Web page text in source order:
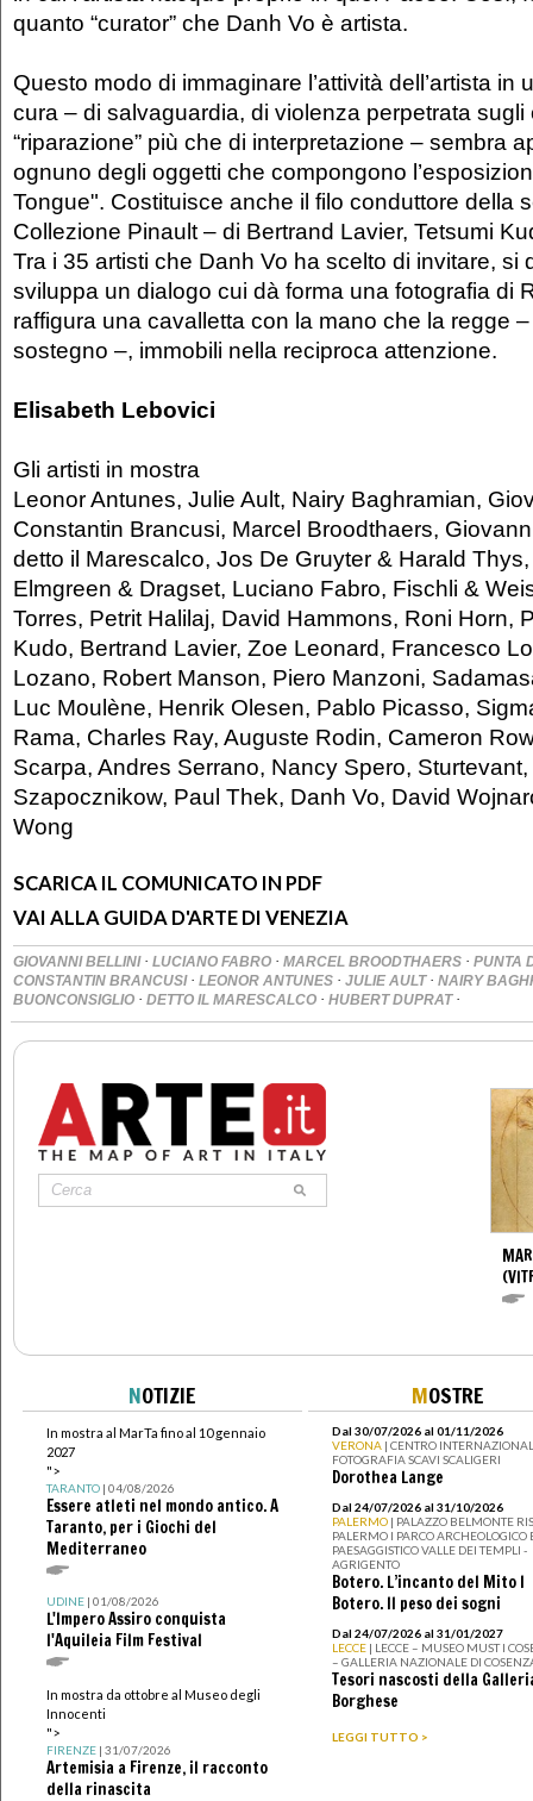
quanto “curator” che Danh Vo è artista.
Questo modo di immaginare l’attività dell’artista in
cura – di salvaguardia, di violenza perpetrata sugli
“riparazione” più che di interpretazione – sembra
ognuno degli oggetti che compongono
Tongue". Costituisce anche il filo conduttore della
Collezione Pinault – di Bertrand Lavier, Tetsumi
Tra i 35 artisti che Danh Vo ha scelto di invitare, si
sviluppa un dialogo cui dà forma una fotografia di
raffigura una cavalletta con la mano che la regge
sostegno –, immobili nella reciproca attenzione.
Elisabeth Lebovici
Gli artisti in mostra
Leonor Antunes, Julie Ault, Nairy Baghramian,
Constantin Brancusi, Marcel Broodthaers,
detto il Marescalco, Jos De Gruyter & Harald
Elmgreen & Dragset, Luciano Fabro, Fischli &
Torres, Petrit Halilaj, David Hammons, Roni Horn,
Kudo, Bertrand Lavier, Zoe Leonard, Francesco
Lozano, Robert Manson, Piero Manzoni,
Luc Moulène, Henrik Olesen, Pablo Picasso,
Rama, Charles Ray, Auguste Rodin, Cameron
Scarpa, Andres Serrano, Nancy Spero, Sturtevant,
Szapocznikow, Paul Thek, Danh Vo, David
Wong
SCARICA IL COMUNICATO IN PDF
VAI ALLA GUIDA D'ARTE DI VENEZIA
GIOVANNI BELLINI · LUCIANO FABRO · MARCEL BROODTHAERS · PUNTA
CONSTANTIN BRANCUSI · LEONOR ANTUNES · JULIE AULT · NAIRY
BUONCONSIGLIO · DETTO IL MARESCALCO · HUBERT DUPRAT ·
NOTIZIE
In mostra al MarTa fino al 10 gennaio
2027
">
TARANTO| 04/08/2026
Essere atleti nel mondo antico. A
Taranto, per i Giochi del
Mediterraneo
UDINE| 01/08/2026
L'Impero Assiro conquista
l'Aquileia Film Festival
In mostra da ottobre al Museo degli
Innocenti
">
FIRENZE| 31/07/2026
Artemisia a Firenze, il racconto
della rinascita
MOSTRE
Dal 30/07/2026 al 01/11/2026
VERONA | CENTRO
FOTOGRAFIA SCAVI SCALIGERI
Dorothea Lange
Dal 24/07/2026 al 31/10/2026
PALERMO | PALAZZO BELMONTE
PALERMO I PARCO ARCHEOLOGICO
PAESAGGISTICO VALLE DEI TEMPLI -
AGRIGENTO
Botero. L’incanto del Mito I
Botero. Il peso dei sogni
Dal 24/07/2026 al 31/01/2027
LECCE | LECCE – MUSEO MUST I
– GALLERIA NAZIONALE DI
Tesori nascosti della
Borghese
LEGGI TUTTO >